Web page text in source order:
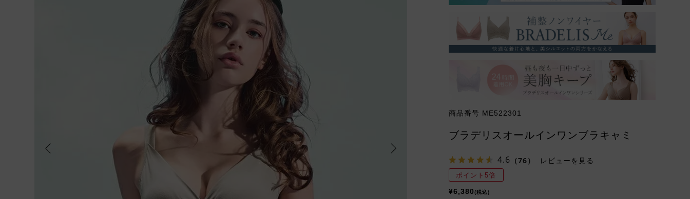
商品番号 ME522301
ブラデリスオールインワンブラキャミ
4.6 （76） レビューを見る
ポイント5倍
¥6,380 税込